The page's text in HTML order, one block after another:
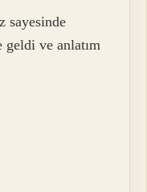
sayesinde
geldi ve anlatım